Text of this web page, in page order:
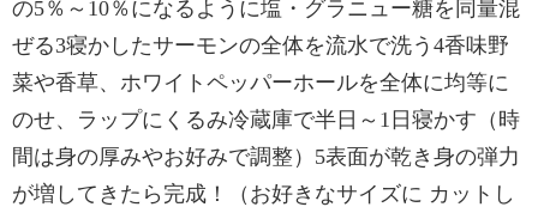
の5％～10％になるように塩・グラニュー糖を同量混
ぜる3寝かしたサーモンの全体を流水で洗う4香味野
菜や香草、ホワイトペッパーホールを全体に均等に
のせ、ラップにくるみ冷蔵庫で半日～1日寝かす（時
間は身の厚みやお好みで調整）5表面が乾き身の弾力
が増してきたら完成！（お好きなサイズに カットし